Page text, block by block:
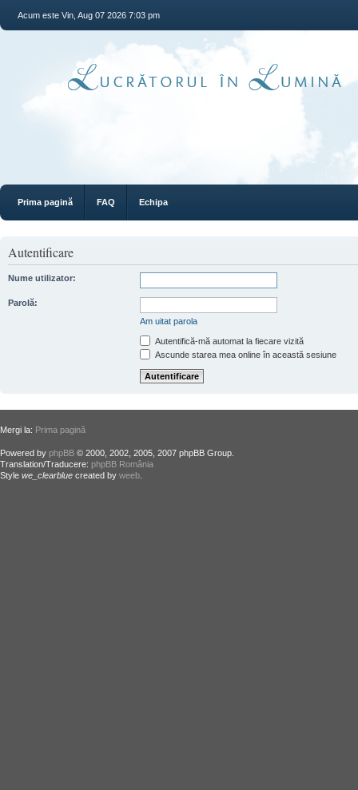
Acum este Vin, Aug 07 2026 7:03 pm
Prima pagină FAQ Echipa
Autentificare
Nume utilizator:
Parolă:
Am uitat parola
Autentifică-mă automat la fiecare vizită
Ascunde starea mea online în această sesiune
Mergi la: Prima pagină
Powered by phpBB © 2000, 2002, 2005, 2007 phpBB Group.
Translation/Traducere: phpBB România
Style we_clearblue created by weeb